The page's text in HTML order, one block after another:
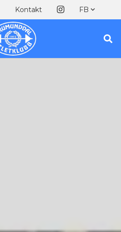
Kontakt FB